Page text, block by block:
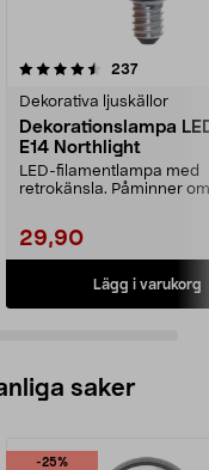
237
Dekorativa ljuskällor
Dekorationslampa
E14 Northlight
LED-filamentlampa med
retrokänsla. Påminner
29,90
Lägg i varukorg
4.5 av 5 stjärnor
saker
-25%